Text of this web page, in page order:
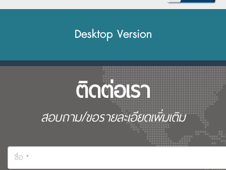
Desktop Version
ติดต่อเรา
สอบถาม/ขอรายละเอียดเพิ่มเติม